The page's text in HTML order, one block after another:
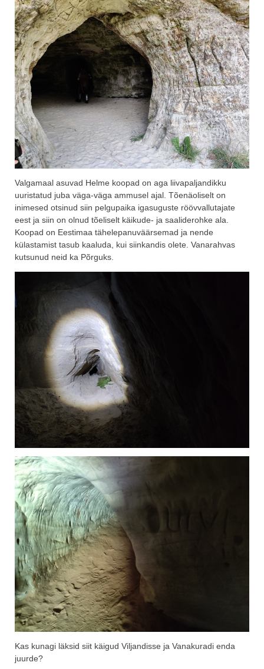
Valgamaal asuvad Helme koopad on aga liivapaljandikku
uuristatud juba väga-väga ammusel ajal. Tõenäoliselt on
inimesed otsinud siin pelgupaika igasuguste röövvallutajate
eest ja siin on olnud tõeliselt käikude- ja saaliderohke ala.
Koopad on Eestimaa tähelepanuväärsemad ja nende
külastamist tasub kaaluda, kui siinkandis olete. Vanarahvas
kutsunud neid ka Põrguks.
Kas kunagi läksid siit käigud Viljandisse ja Vanakuradi enda
juurde?